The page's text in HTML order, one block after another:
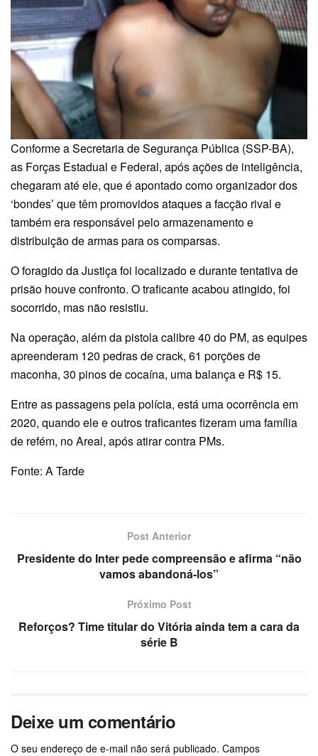
Conforme a Secretaria de Segurança Pública (SSP-BA),
as Forças Estadual e Federal, após ações de inteligência,
chegaram até ele, que é apontado como organizador dos
‘bondes’ que têm promovidos ataques a facção rival e
também era responsável pelo armazenamento e
distribuição de armas para os comparsas.
O foragido da Justiça foi localizado e durante tentativa de
prisão houve confronto. O traficante acabou atingido, foi
socorrido, mas não resistiu.
Na operação, além da pistola calibre 40 do PM, as equipes
apreenderam 120 pedras de crack, 61 porções de
maconha, 30 pinos de cocaína, uma balança e R$ 15.
Entre as passagens pela polícia, está uma ocorrência em
2020, quando ele e outros traficantes fizeram uma família
de refém, no Areal, após atirar contra PMs.
Fonte: A Tarde
Post Anterior
Presidente do Inter pede compreensão e afirma “não
vamos abandoná-los”
Próximo Post
Reforços? Time titular do Vitória ainda tem a cara da
série B
Deixe um comentário
O seu endereço de e-mail não será publicado. Campos